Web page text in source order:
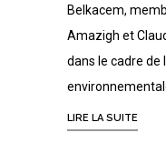
Belkacem,
Amazigh et
dans le cadre de
LIRE LA SUITE